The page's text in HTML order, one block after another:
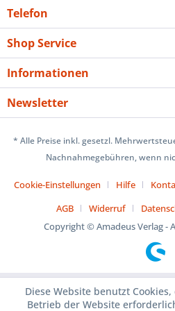
Telefon
Shop Service
Informationen
Newsletter
* Alle Preise inkl. gesetzl.
Nachnahmegebühren, wenn
Cookie-Einstellungen Hilfe
AGB
Widerruf
Copyright © Amadeus Verlag -
Diese Website benutzt
Betrieb der Website